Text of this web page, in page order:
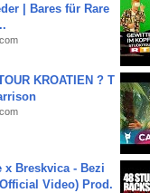
| Bares für Rare
KROATIEN ? T
x Breskvica - Bezi
Video) Prod.